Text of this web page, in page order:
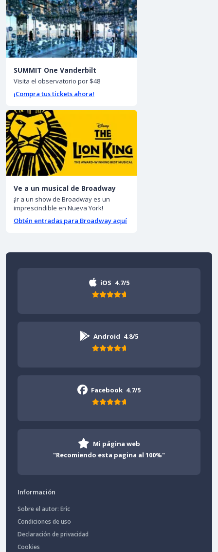
SUMMIT One Vanderbilt
Visita el observatorio por $48
¡Compra tus tickets ahora!
Ve a un musical de Broadway
¡Ir a un show de Broadway es un
imprescindible en Nueva York!
Obtén entradas para Broadway aquí
iOS 4.7/5
Android 4.8/5
Facebook 4.7/5
Mi página web
"Recomiendo esta pagina al 100%"
Información
Sobre el autor: Eric
Condiciones de uso
Declaración de privacidad
Cookies